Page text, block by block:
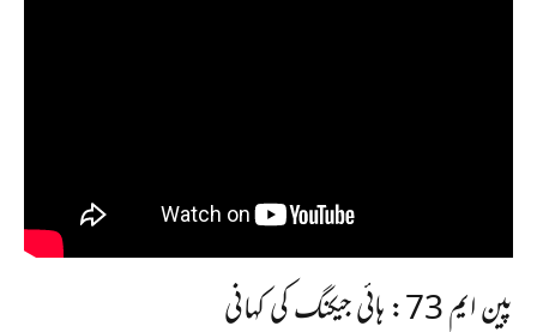
پین ایم 73: ہائی جیکنگ کی کہانی